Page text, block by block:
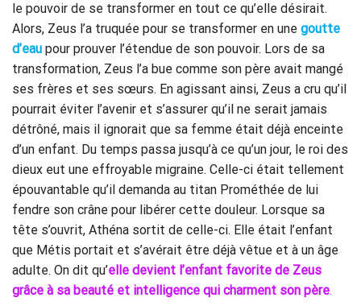
le pouvoir de se transformer en tout ce qu’elle désirait.
Alors, Zeus l’a truquée pour se transformer en une goutte
d’eau pour prouver l’étendue de son pouvoir. Lors de sa
transformation, Zeus l’a bue comme son père avait mangé
ses frères et ses sœurs. En agissant ainsi, Zeus a cru qu’il
pourrait éviter l’avenir et s’assurer qu’il ne serait jamais
détrôné, mais il ignorait que sa femme était déjà enceinte
d’un enfant. Du temps passa jusqu’à ce qu’un jour, le roi des
dieux eut une effroyable migraine. Celle-ci était tellement
épouvantable qu’il demanda au titan Prométhée de lui
fendre son crâne pour libérer cette douleur. Lorsque sa
tête s’ouvrit, Athéna sortit de celle-ci. Elle était l’enfant
que Métis portait et s’avérait être déjà vêtue et à un âge
adulte. On dit qu’elle devient l’enfant favorite de Zeus
grâce à sa beauté et intelligence qui charment son père.